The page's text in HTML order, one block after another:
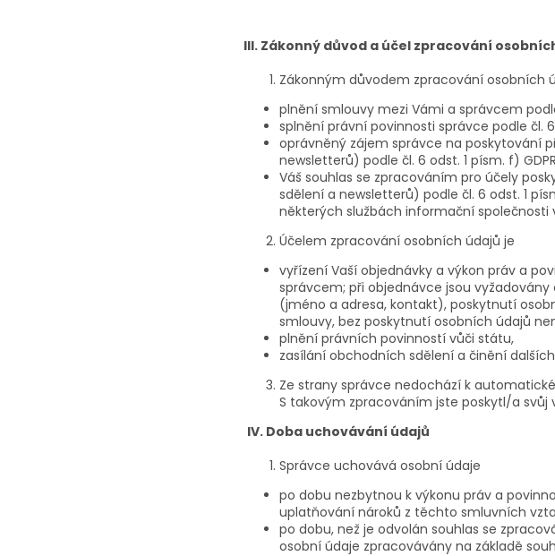
III. Zákonný důvod a účel zpracování
Zákonným důvodem zpracování osobních
plnění smlouvy mezi Vámi a správcem
splnění právní povinnosti správce podle čl. 6
oprávněný zájem správce na poskytování
newsletterů) podle čl. 6 odst. 1 písm. f)
Váš souhlas se zpracováním pro účely
sdělení a newsletterů) podle čl. 6 odst. 1
některých službách informační společnosti
Účelem zpracování osobních údajů je
vyřízení Vaší objednávky a výkon práv a
správcem; při objednávce jsou
(jméno a adresa, kontakt), poskytnutí
smlouvy, bez poskytnutí osobních údajů
plnění právních povinností vůči státu,
zasílání obchodních sdělení a činění
Ze strany správce nedochází k
S takovým zpracováním jste poskytl/a svůj
IV. Doba uchovávání údajů
Správce uchovává osobní údaje
po dobu nezbytnou k výkonu práv a
uplatňování nároků z těchto smluvních
po dobu, než je odvolán souhlas se
osobní údaje zpracovávány na základě